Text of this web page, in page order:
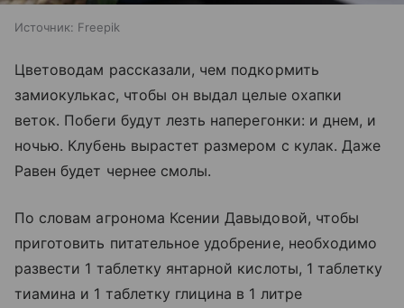
Источник: Freepik
Цветоводам рассказали, чем подкормить
замиокулькас, чтобы он выдал целые охапки
веток. Побеги будут лезть наперегонки: и днем, и
ночью. Клубень вырастет размером с кулак. Даже
Равен будет чернее смолы.
По словам агронома Ксении Давыдовой, чтобы
приготовить питательное удобрение, необходимо
развести 1 таблетку янтарной кислоты, 1 таблетку
тиамина и 1 таблетку глицина в 1 литре